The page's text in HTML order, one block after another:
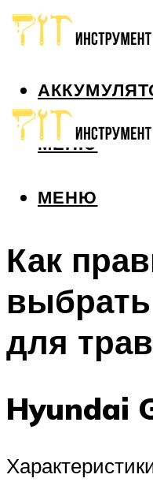
МЕНЮ
МЕНЮ
Как
для
Hyundai